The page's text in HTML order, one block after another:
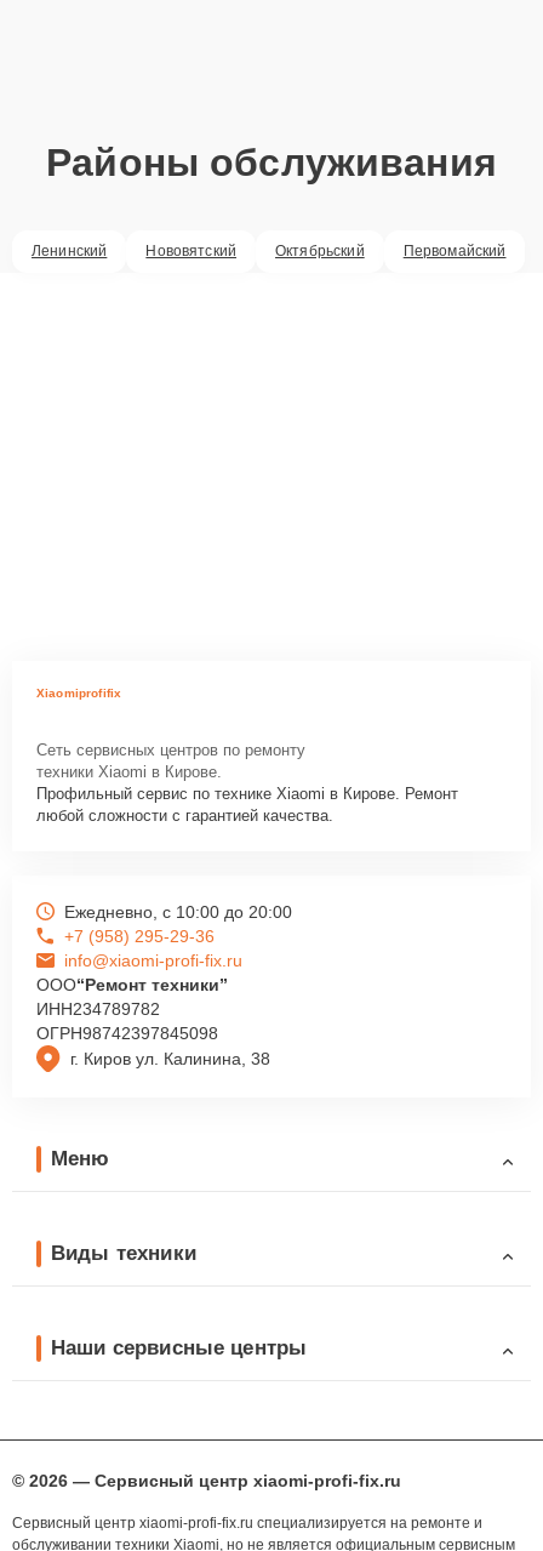
Районы обслуживания
Ленинский Нововятский Октябрьский Первомайский
Xiaomiprofifix
Сеть сервисных центров по ремонту
техники Xiaomi в Кирове.
Профильный сервис по технике Xiaomi в Кирове. Ремонт
любой сложности с гарантией качества.
г. Киров ул. Калинина, 38
Ежедневно, с 10:00 до 20:00
+7 (958) 295-29-36
info@xiaomi-profi-fix.ru
ООО“Ремонт техники”
ИНН234789782
ОГРН98742397845098
Меню
Виды техники
Наши сервисные центры
© 2026 — Сервисный центр xiaomi-profi-fix.ru
Сервисный центр xiaomi-profi-fix.ru специализируется на ремонте и
обслуживании техники Xiaomi, но не является официальным сервисным